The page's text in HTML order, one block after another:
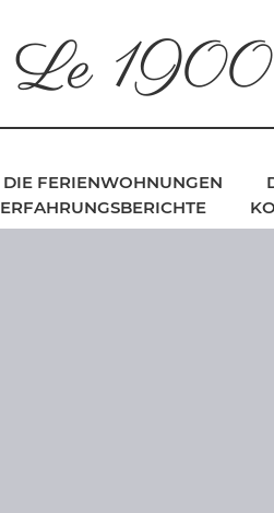
Le 1900
DIE FERIENWOHNUNGEN
ERFAHRUNGSBERICHTE